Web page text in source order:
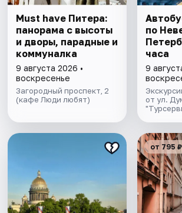
Must have Питера:
панорама с высоты
и дворы, парадные и
коммуналка
9 августа 2026 •
воскресенье
Загородный проспект, 2
(кафе Люди любят)
по
часа
9
от ул.
от 795 ₽